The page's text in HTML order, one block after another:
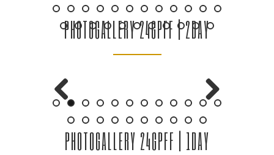
PHOTOGALLERY 24GPFF | 2DAY
PHOTOGALLERY 24GPFF | 1DAY